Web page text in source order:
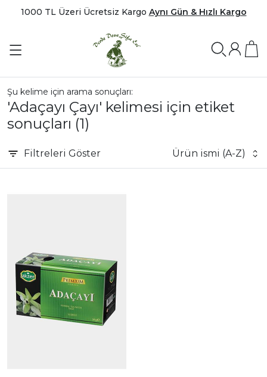
1000 TL Üzeri Ücretsiz Kargo Aynı Gün & Hızlı Kargo
Şu kelime için arama sonuçları:
'Adaçayı Çayı' kelimesi için etiket
sonuçları (1)
Filtreleri Göster Ürün ismi (A-Z)